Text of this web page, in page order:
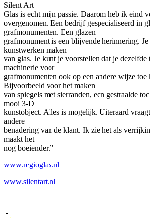
Silent Art
Glas is echt mijn passie. Daarom heb ik eind
overgenomen. Een bedrijf gespecialiseerd in
grafmonumenten. Een glazen
grafmonument is een blijvende herinnering.
kunstwerken maken
van glas. Je kunt je voorstellen dat je dezelfde
machinerie voor
grafmonumenten ook op een andere wijze toe
Bijvoorbeeld voor het maken
van spiegels met sierranden, een gestraalde
mooi 3-D
kunstobject. Alles is mogelijk. Uiteraard
andere
benadering van de klant. Ik zie het als
maakt het
nog boeiender.”
www.regioglas.nl
www.silentart.nl